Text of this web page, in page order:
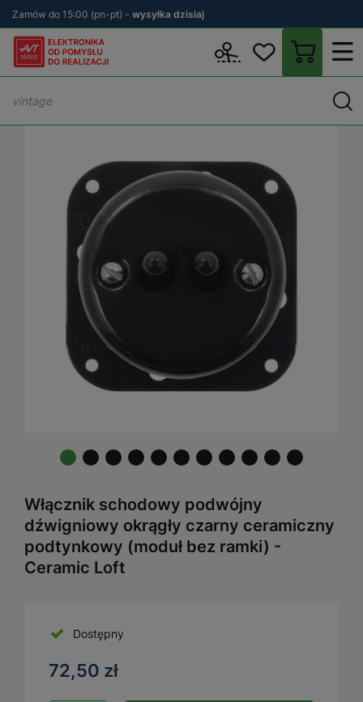
Zamów do 15:00 (pn-pt) - wysyłka dzisiaj
Osprzęt elektryczny i
Włącznik schodowy podwójny
dźwigniowy okrągły czarny ceramiczny
podtynkowy (moduł bez ramki) -
Ceramic Loft
Dostępny
72,50 zł